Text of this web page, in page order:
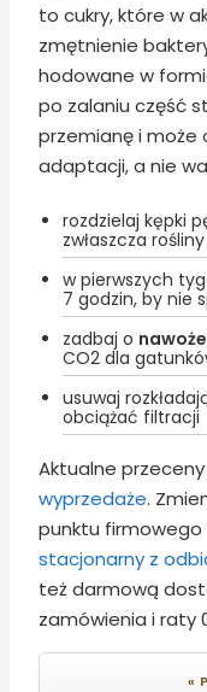
to cukry, które w
zmętnienie
hodowane w
po zalaniu część
przemianę i
adaptacji, a nie
rozdzielaj kępki
zwłaszcza
w pierwszych
7 godzin, by nie
zadbaj o
CO2 dla
usuwaj
obciążać filtracji
Aktualne
wyprzedaże.
punktu firmowego
stacjonarny z
też darmową
zamówienia i raty
«